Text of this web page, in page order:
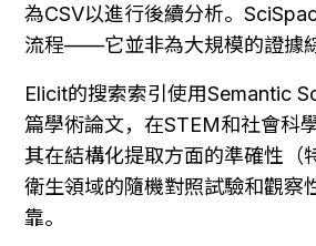
為CSV以進行後續分析。
流程——它並非為大規模的證據
Elicit的搜索索引使用Semantic
篇學術論文，在STEM和社會科
其在結構化提取方面的準確性（
衛生領域的隨機對照試驗和觀察
靠。